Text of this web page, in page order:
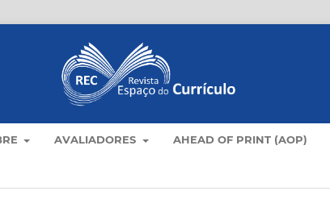
AVALIADORES AHEAD OF PRINT (AOP)